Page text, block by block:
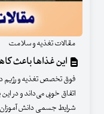
مقالات تغذیه و سلامت
این غذاها باعث
فوق تخصص تغذیه و رژیم
اتفاق خوبی می‌داند و در
شرایط جسمی دانش آموزان